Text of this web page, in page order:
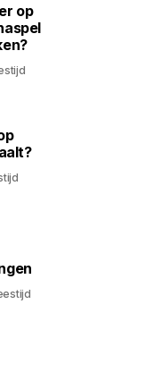
op